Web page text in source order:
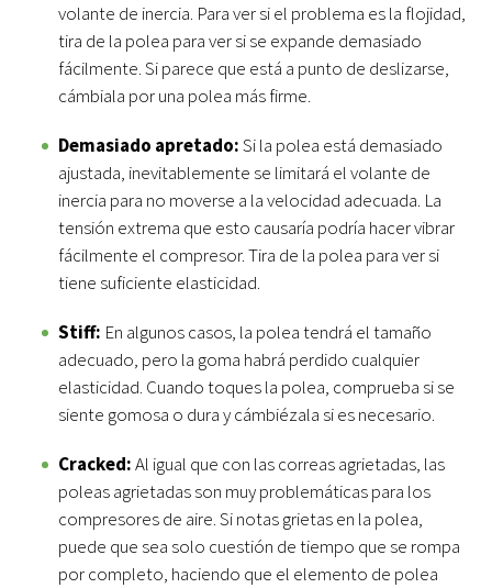
volante de inercia. Para ver si el problema es la flojidad,
tira de la polea para ver si se expande demasiado
fácilmente. Si parece que está a punto de deslizarse,
cámbiala por una polea más firme.
Demasiado apretado:Si la polea está demasiado
ajustada, inevitablemente se limitará el volante de
inercia para no moverse a la velocidad adecuada. La
tensión extrema que esto causaría podría hacer vibrar
fácilmente el compresor. Tira de la polea para ver si
tiene suficiente elasticidad.
Stiff: En algunos casos, la polea tendrá el tamaño
adecuado, pero la goma habrá perdido cualquier
elasticidad. Cuando toques la polea, comprueba si se
siente gomosa o dura y cámbiézala si es necesario.
Cracked:Al igual que con las correas agrietadas, las
poleas agrietadas son muy problemáticas para los
compresores de aire. Si notas grietas en la polea,
puede que sea solo cuestión de tiempo que se rompa
por completo, haciendo que el elemento de polea